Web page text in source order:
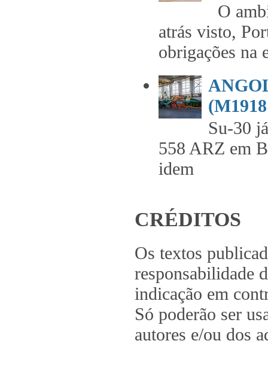
O
atrás visto,
obrigações na
Su-30
558 ARZ
idem
CRÉDITOS
Os textos
responsabilidade
indicação em
Só poderão ser
autores e/ou dos